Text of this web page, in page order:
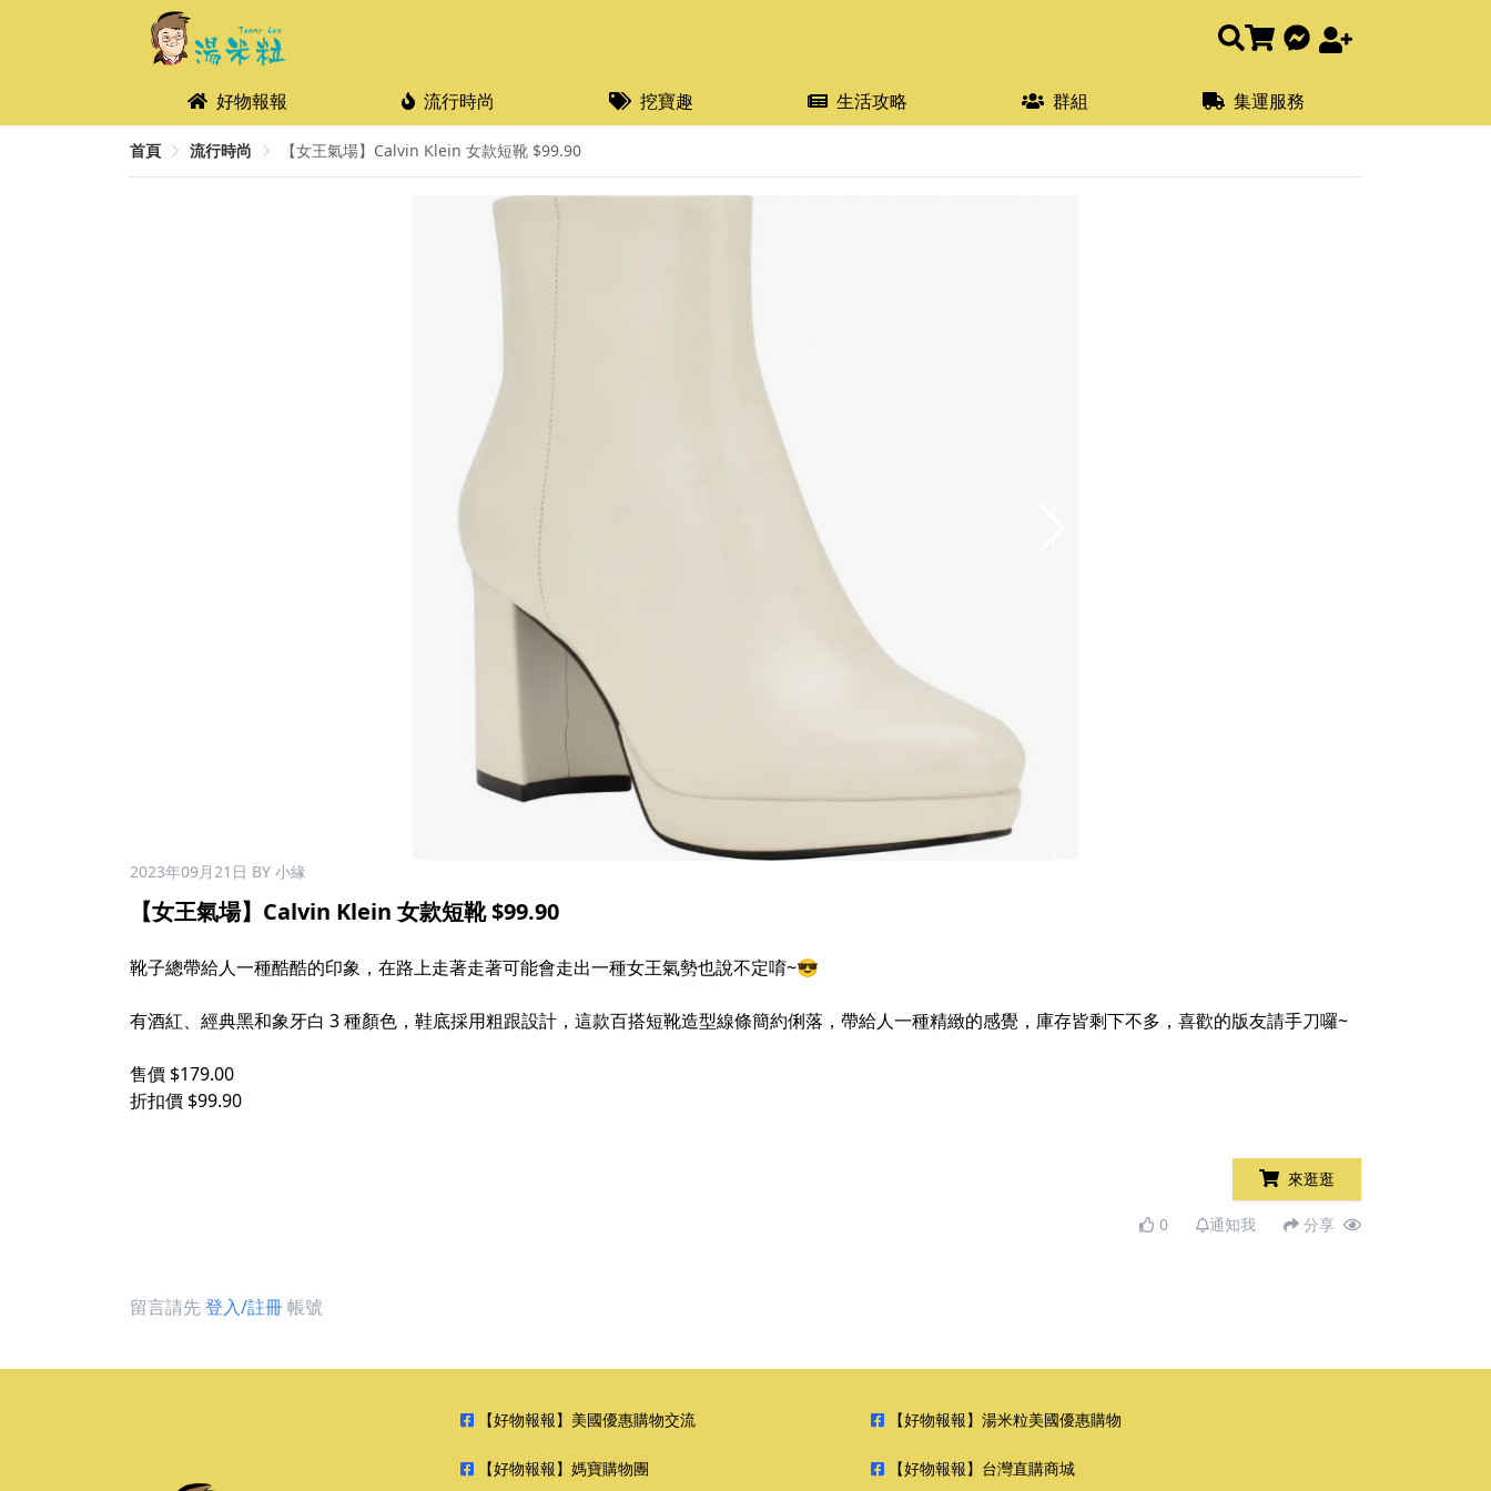
好物報報 流行時尚 挖寶趣 生活攻略 群組 集運服務
首頁 流行時尚 【女王氣場】Calvin Klein 女款短靴 $99.90
2023年09月21日 BY 小緣
【女王氣場】Calvin Klein 女款短靴 $99.90
靴子總帶給人一種酷酷的印象，在路上走著走著可能會走出一種女王氣勢也說不定唷~😎
有酒紅、經典黑和象牙白 3 種顏色，鞋底採用粗跟設計，這款百搭短靴造型線條簡約俐落，帶給人一種精緻的感覺，庫存皆剩下不多，喜歡的版友請手刀囉~
售價 $179.00
折扣價 $99.90
來逛逛
0 通知我 分享
留言請先登入/註冊帳號
【好物報報】美國優惠購物交流 【好物報報】湯米粒美國優惠購物
【好物報報】媽寶購物團 【好物報報】台灣直購商城